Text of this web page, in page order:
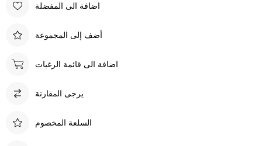
اضافة الى المفضلة
أضف إلى المجموعة
اضافة الى قائمة الرغبات
يرجى المقارنة
السلعة المخصوم